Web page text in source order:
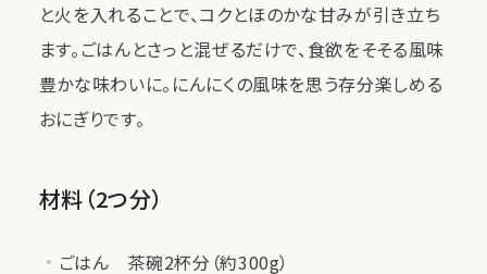
と火を入れることで、コクとほのかな甘みが引き立ち
ます。ごはんとさっと混ぜるだけで、食欲をそそる風味
豊かな味わいに。にんにくの風味を思う存分楽しめる
おにぎりです。
材料（2つ分）
ごはん 茶碗2杯分（約300g）